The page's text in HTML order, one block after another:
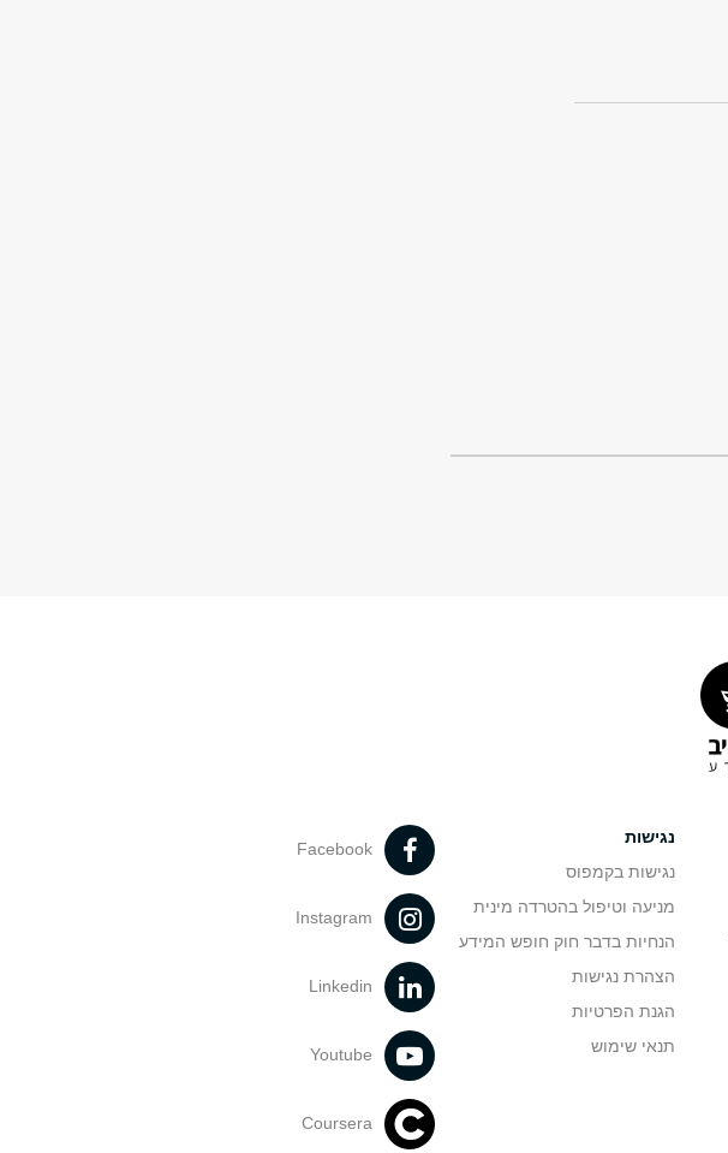
נגישות
נגישות בקמפוס
מניעה וטיפול בהטרדה מינית
הנחיות בדבר חוק חופש המידע
הצהרת נגישות
הגנת הפרטיות
תנאי שימוש
Facebook
Instagram
Linkedin
Youtube
Coursera